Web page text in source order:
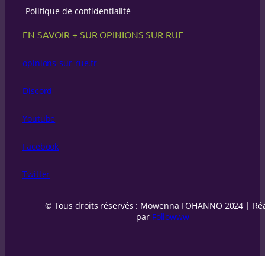
Politique de confidentialité
EN SAVOIR + SUR OPINIONS SUR RUE
opinions-sur-rue.fr
Discord
Youtube
Facebook
Twitter
© Tous droits réservés : Mowenna FOHANNO 2024 |
par Followww